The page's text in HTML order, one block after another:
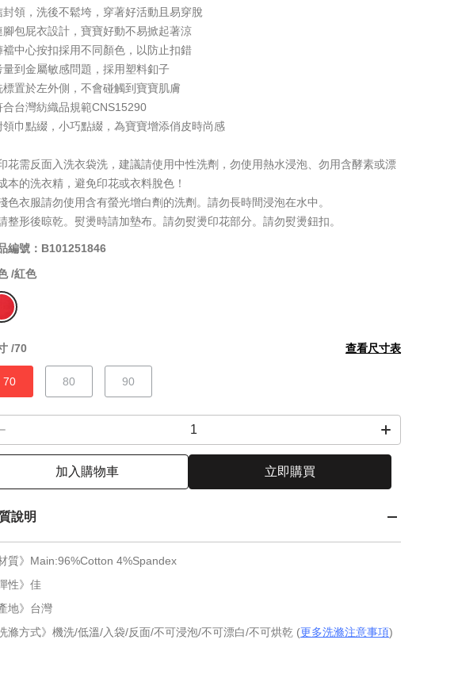
封領，洗後不鬆垮，穿著好活動且易穿脫
腳包屁衣設計，寶寶好動不易掀起著涼
襠中心按扣採用不同顏色，以防止扣錯
量到金屬敏感問題，採用塑料釦子
標置於左外側，不會碰觸到寶寶肌膚
合台灣紡織品規範CNS15290
領巾點綴，小巧點綴，為寶寶增添俏皮時尚感
花需反面入洗衣袋洗，建議請使用中性洗劑，勿使用熱水浸泡、勿用含酵素或漂
本的洗衣精，避免印花或衣料脫色！
色衣服請勿使用含有螢光增白劑的洗劑。請勿長時間浸泡在水中。
整形後晾乾。熨燙時請加墊布。請勿熨燙印花部分。請勿熨燙鈕扣。
編號：B101251846
/紅色
/70 查看尺寸表
70 80 90
加入購物車 立即購買
說明
材質》Main:96%Cotton 4%Spandex
性》佳
產地》台灣
洗滌方式》機洗/低溫/入袋/反面/不可浸泡/不可漂白/不可烘乾 (更多洗滌注意事項)